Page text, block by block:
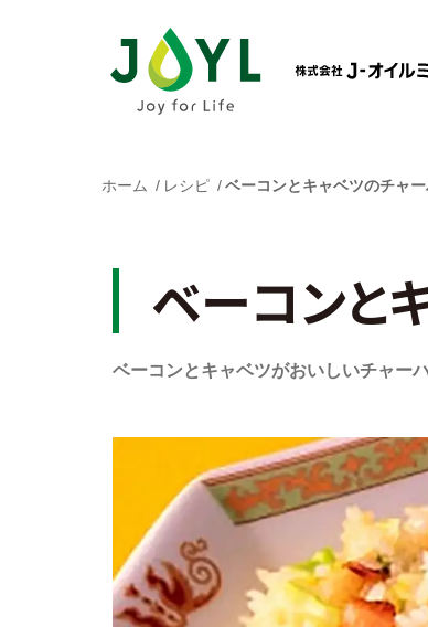
ホーム レシピ ベーコンとキャベツのチャ
ベーコンと
ベーコンとキャベツがおいしいチャー